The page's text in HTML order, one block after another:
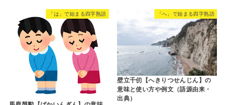
「は」で始まる四字熟語 「へ」で始まる四字熟語
壁立千仞【へきりつせんじん】の
意味と使い方や例文（語源由来・
出典）